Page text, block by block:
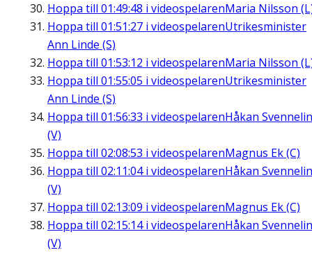
Hoppa till 01:49:48 i videospelarenMaria Nilsson
Hoppa till 01:51:27 i videospelarenUtrikesminister
Ann Linde (S)
Hoppa till 01:53:12 i videospelarenMaria Nilsson
Hoppa till 01:55:05 i videospelarenUtrikesminister
Ann Linde (S)
Hoppa till 01:56:33 i videospelarenHåkan
(V)
Hoppa till 02:08:53 i videospelarenMagnus Ek (C)
Hoppa till 02:11:04i videospelarenHåkan
(V)
Hoppa till 02:13:09 i videospelarenMagnus Ek (C)
Hoppa till 02:15:14i videospelarenHåkan
(V)